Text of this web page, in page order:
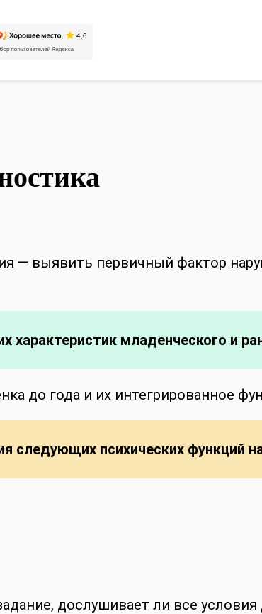
— выявить первичный фактор
характеристик младенческого и
до года и их интегрированное
следующих психических функций
дослушивает ли все